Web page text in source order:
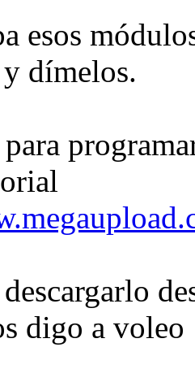
esos
dímelos.
para
digo a voleo